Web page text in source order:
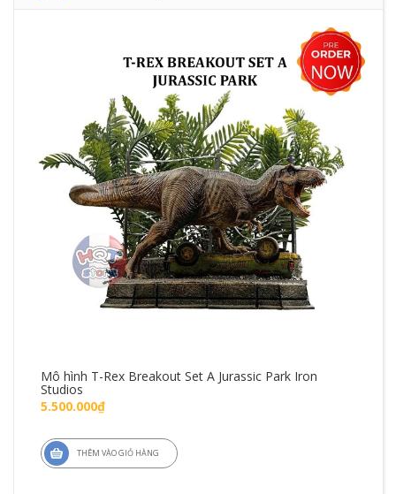
Mô hình T-Rex Breakout Set A Jurassic Park Iron
Studios
5.500.000₫
THÊM VÀO GIỎ HÀNG